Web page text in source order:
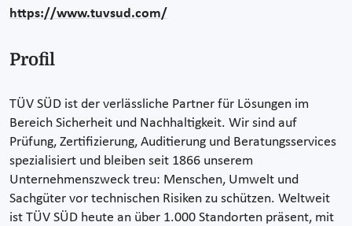
https://www.tuvsud.com/
Profil
TÜV SÜD ist der verlässliche Partner für Lösungen im
Bereich Sicherheit und Nachhaltigkeit. Wir sind auf
Prüfung, Zertifizierung, Auditierung und Beratungsservices
spezialisiert und bleiben seit 1866 unserem
Unternehmenszweck treu: Menschen, Umwelt und
Sachgüter vor technischen Risiken zu schützen. Weltweit
ist TÜV SÜD heute an über 1.000 Standorten präsent, mit